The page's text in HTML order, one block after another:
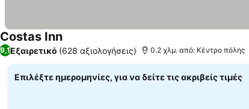
Costas InnΕμφάνιση τιμών
9,1Εξαιρετικό (628 αξιολογήσεις) 0.2 χλμ. από: Κέντρο πόλης
Επιλέξτε ημερομηνίες, για να δείτε τις ακριβείς τιμές